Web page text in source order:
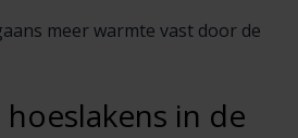
meer warmte vast door de
in de